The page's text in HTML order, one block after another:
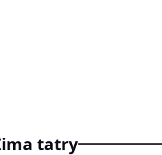
zima tatry